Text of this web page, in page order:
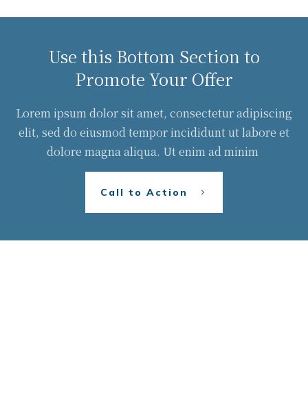
Use this Bottom Section to
Promote Your Offer
Lorem ipsum dolor sit amet, consectetur adipiscing
elit, sed do eiusmod tempor incididunt ut labore et
dolore magna aliqua. Ut enim ad minim
Call to Action